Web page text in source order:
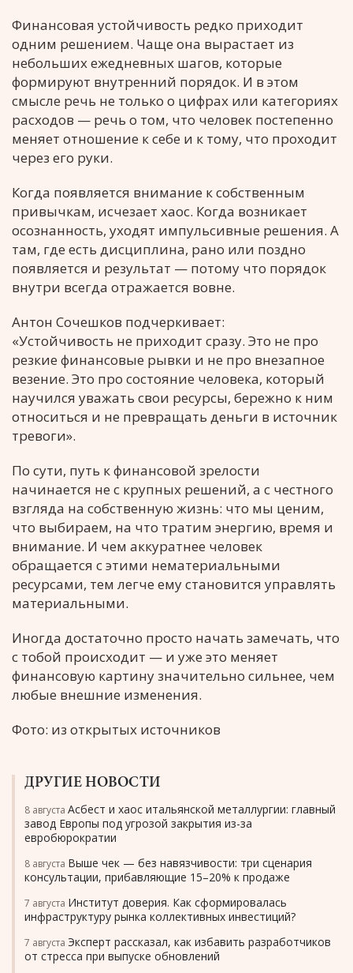
Финансовая устойчивость редко приходит
одним решением. Чаще она вырастает из
небольших ежедневных шагов, которые
формируют внутренний порядок. И в этом
смысле речь не только о цифрах или категориях
расходов — речь о том, что человек постепенно
меняет отношение к себе и к тому, что проходит
через его руки.
Когда появляется внимание к собственным
привычкам, исчезает хаос. Когда возникает
осознанность, уходят импульсивные решения. А
там, где есть дисциплина, рано или поздно
появляется и результат — потому что порядок
внутри всегда отражается вовне.
Антон Сочешков подчеркивает:
«Устойчивость не приходит сразу. Это не про
резкие финансовые рывки и не про внезапное
везение. Это про состояние человека, который
научился уважать свои ресурсы, бережно к ним
относиться и не превращать деньги в источник
тревоги».
По сути, путь к финансовой зрелости
начинается не с крупных решений, а с честного
взгляда на собственную жизнь: что мы ценим,
что выбираем, на что тратим энергию, время и
внимание. И чем аккуратнее человек
обращается с этими нематериальными
ресурсами, тем легче ему становится управлять
материальными.
Иногда достаточно просто начать замечать, что
с тобой происходит — и уже это меняет
финансовую картину значительно сильнее, чем
любые внешние изменения.
Фото: из открытых источников
ДРУГИЕ НОВОСТИ
8 августа Асбест и хаос итальянской металлургии: главный
завод Европы под угрозой закрытия из-за
евробюрократии
8 августа Выше чек — без навязчивости: три сценария
консультации, прибавляющие 15–20% к продаже
7 августа Институт доверия. Как сформировалась
инфраструктуру рынка коллективных инвестиций?
7 августа Эксперт рассказал, как избавить разработчиков
от стресса при выпуске обновлений